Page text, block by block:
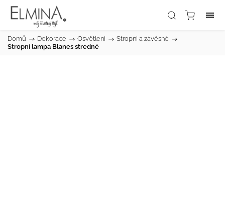
Domů / Dekorace / Osvětlení / Stropní a závěsné /
Stropní lampa Blanes stredné